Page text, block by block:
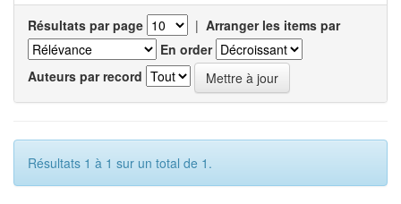
Résultats par page | Arranger les items par
En order
Auteurs par record
Résultats 1 à 1 sur un total de 1.